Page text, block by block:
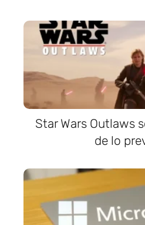
Star Wars Outlaws
de lo